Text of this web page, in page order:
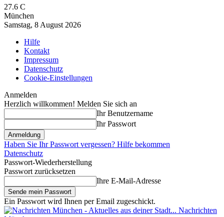
27.6 C
München
Samstag, 8 August 2026
Hilfe
Kontakt
Impressum
Datenschutz
Cookie-Einstellungen
Anmelden
Herzlich willkommen! Melden Sie sich an
Ihr Benutzername
Ihr Passwort
Haben Sie Ihr Passwort vergessen? Hilfe bekommen
Datenschutz
Passwort-Wiederherstellung
Passwort zurücksetzen
Ihre E-Mail-Adresse
Ein Passwort wird Ihnen per Email zugeschickt.
Nachrichten